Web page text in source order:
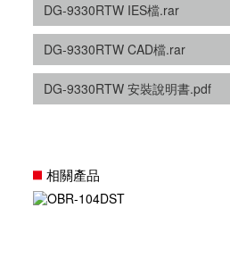
DG-9330RTW IES檔.rar
DG-9330RTW CAD檔.rar
DG-9330RTW 安裝說明書.pdf
相關產品